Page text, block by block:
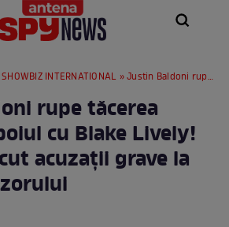
SHOWBIZ INTERNATIONAL » Justin Baldoni rupe tăcerea despre războiul cu Blake Lively! Actrița a făcut acuzații grave la adresa regizorului
rupe tăcerea
cu Blake Lively!
acuzații grave la